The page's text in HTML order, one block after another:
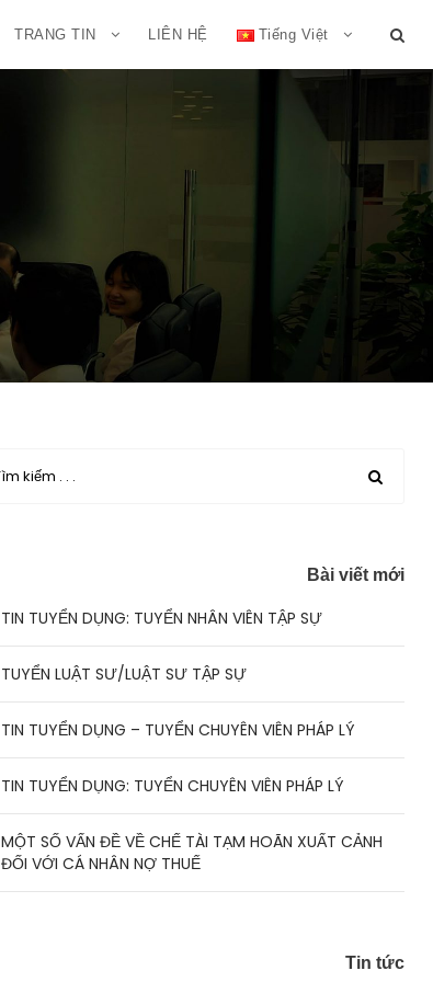
TRANG TIN LIÊN HỆ Tiếng Việt
Bài viết mới
TIN TUYỂN DỤNG: TUYỂN NHÂN VIÊN TẬP SỰ
TUYỂN LUẬT SƯ/LUẬT SƯ TẬP SỰ
TIN TUYỂN DỤNG – TUYỂN CHUYÊN VIÊN PHÁP LÝ
TIN TUYỂN DỤNG: TUYỂN CHUYÊN VIÊN PHÁP LÝ
MỘT SỐ VẤN ĐỀ VỀ CHẾ TÀI TẠM HOÃN XUẤT CẢNH
ĐỐI VỚI CÁ NHÂN NỢ THUẾ
Tin tức